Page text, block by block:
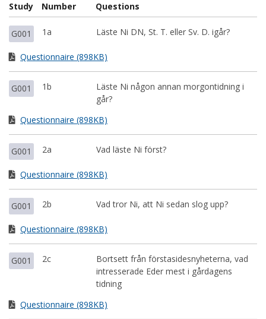
Study Number Questions
G001 1a Läste Ni DN, St. T. eller Sv. D. igår?
Questionnaire (898KB)
G001 1b
Läste Ni någon annan morgontidning i
går?
Questionnaire (898KB)
G001 2a Vad läste Ni först?
Questionnaire (898KB)
G001 2b Vad tror Ni, att Ni sedan slog upp?
Questionnaire (898KB)
G001 2c
Bortsett från förstasidesnyheterna, vad
intresserade Eder mest i gårdagens
tidning
Questionnaire (898KB)